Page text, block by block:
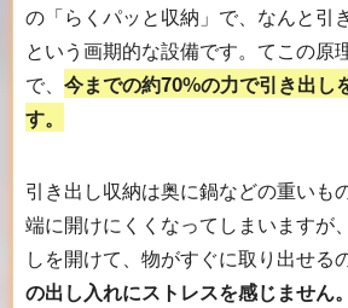
の「らくパッと収納」で、なんと引
という画期的な設備です。てこの原
で、 今までの約70%の力で引き出し
す。
引き出し収納は奥に鍋などの重いも
端に開けにくくなってしまいますが
しを開けて、物がすぐに取り出せるの
の出し入れにストレスを感じません。